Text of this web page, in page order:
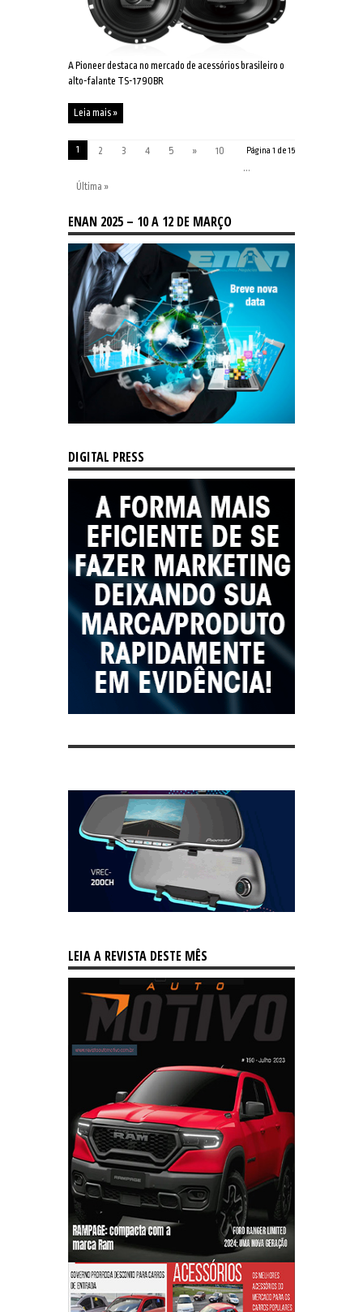
A Pioneer destaca no mercado de acessórios brasileiro o
alto-falante TS-1790BR
Leia mais »
Página 1 de 15
1 2 3 4 5 »
10
...
Última »
ENAN 2025 – 10 A 12 DE MARÇO
DIGITAL PRESS
LEIA A REVISTA DESTE MÊS